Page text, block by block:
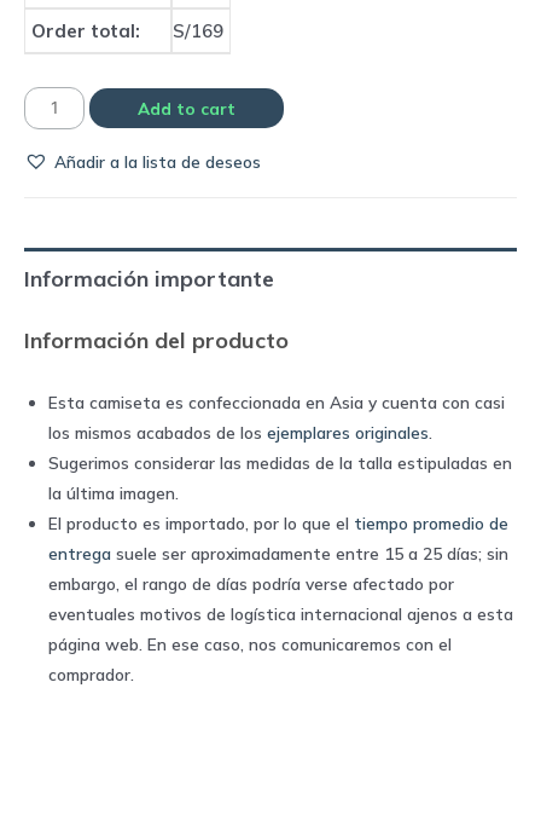
Order total:
S/169
Camiseta
de
conmemorativa
|
quantity
Add to cart
Añadir a la lista de deseos
Información importante
Información del producto
Esta camiseta es confeccionada en Asia y cuenta con casi
los mismos acabados de los ejemplares originales.
Sugerimos considerar las medidas de la talla estipuladas en
la última imagen.
El producto es importado, por lo que el tiempo promedio de
entrega suele ser aproximadamente entre 15 a 25 días; sin
embargo, el rango de días podría verse afectado por
eventuales motivos de logística internacional ajenos a esta
página web. En ese caso, nos comunicaremos con el
comprador.